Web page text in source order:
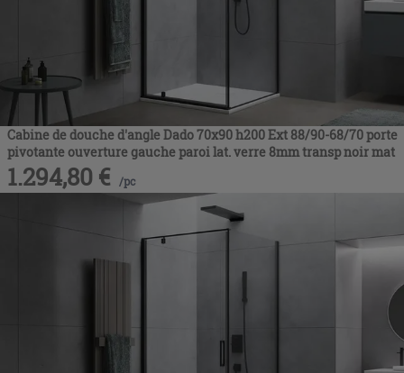
Cabine de douche d'angle Dado 70x90 h200 Ext 88/90-68/70 porte
pivotante ouverture gauche paroi lat. verre 8mm transp noir mat
1.294,80 € /pc